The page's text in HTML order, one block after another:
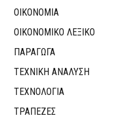
ΟΙΚΟΝΟΜΙΑ
ΟΙΚΟΝΟΜΙΚΟ ΛΕΞΙΚΟ
ΠΑΡΑΓΩΓΑ
ΤΕΧΝΙΚΗ ΑΝΑΛΥΣΗ
ΤΕΧΝΟΛΟΓΙΑ
ΤΡΆΠΕΖΕΣ